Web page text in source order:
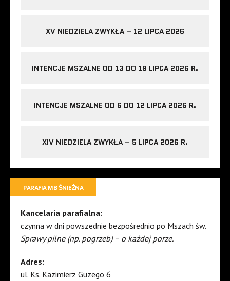
XV NIEDZIELA ZWYKŁA – 12 LIPCA 2026
INTENCJE MSZALNE OD 13 DO 19 LIPCA 2026 R.
INTENCJE MSZALNE OD 6 DO 12 LIPCA 2026 R.
XIV NIEDZIELA ZWYKŁA – 5 LIPCA 2026 R.
PARAFIA MB ŚNIEŻNA
Kancelaria parafialna:
czynna w dni powszednie bezpośrednio po Mszach św.
Sprawy pilne (np. pogrzeb) – o każdej porze.
Adres:
ul. Ks. Kazimierz Guzego 6